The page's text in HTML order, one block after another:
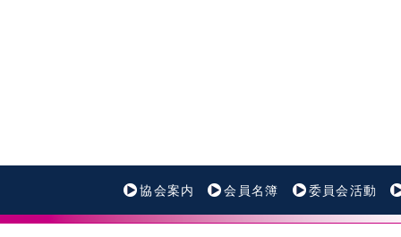
協会案内 会員名簿 委員会活動